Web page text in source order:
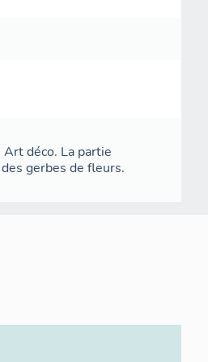
déco. La partie
gerbes de fleurs.